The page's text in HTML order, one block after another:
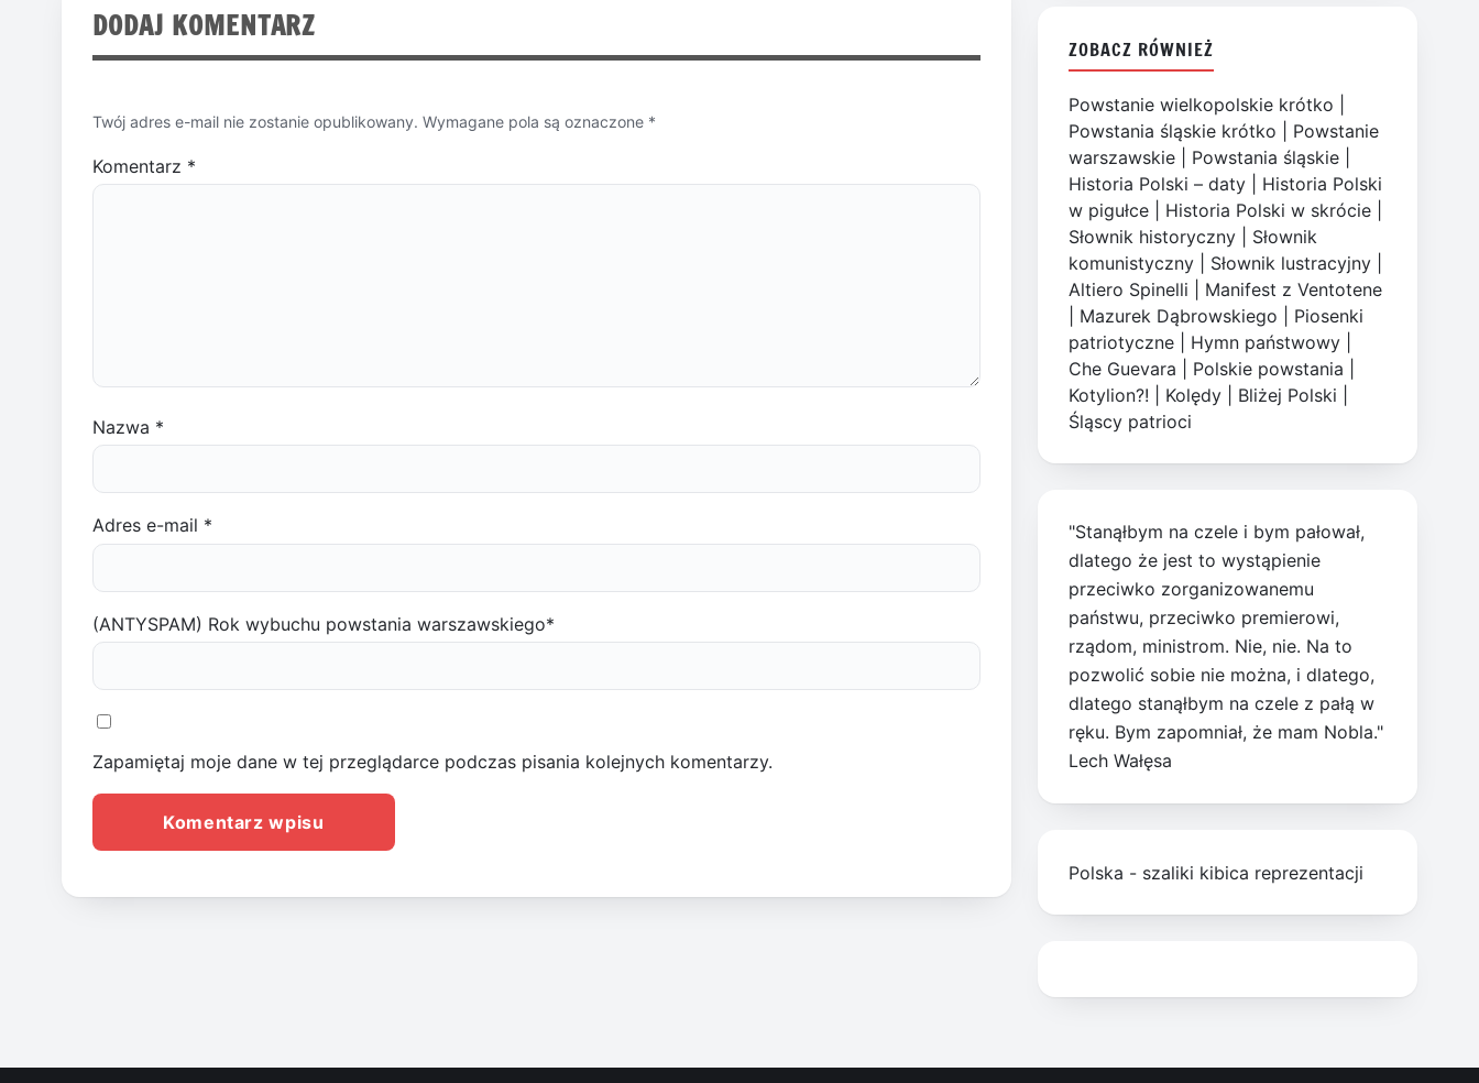
DODAJ KOMENTARZ
Twój adres e-mail nie zostanie opublikowany. Wymagane pola są oznaczone *
Komentarz *
Nazwa *
Adres e-mail *
(ANTYSPAM) Rok wybuchu powstania warszawskiego*
Zapamiętaj moje dane w tej przeglądarce podczas pisania kolejnych komentarzy.
ZOBACZ RÓWNIEŻ
Powstanie wielkopolskie krótko
Powstania śląskie krótko
Powstanie
warszawskie
Powstania śląskie
Historia Polski – daty
Historia Polski
w pigułce
Historia Polski w skrócie
Słownik historyczny
Słownik
komunistyczny
Słownik lustracyjny
Altiero Spinelli
Manifest z Ventotene
Mazurek Dąbrowskiego
Piosenki
patriotyczne
Hymn państwowy
Che Guevara
Polskie powstania
Kotylion?!
Kolędy Bliżej Polski
Śląscy patrioci
"Stanąłbym na czele i bym pałował,
dlatego że jest to wystąpienie
przeciwko zorganizowanemu
państwu, przeciwko premierowi,
rządom, ministrom. Nie, nie. Na to
pozwolić sobie nie można, i dlatego,
dlatego stanąłbym na czele z pałą w
ręku. Bym zapomniał, że mam Nobla."
Lech Wałęsa
Polska - szaliki kibica reprezentacji